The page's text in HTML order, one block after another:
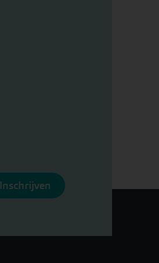
Inschrijven